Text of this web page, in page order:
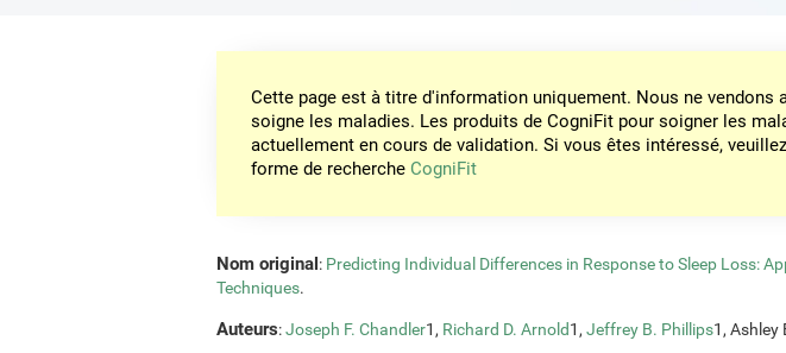
Cette page est à titre d'information uniquement. Nous ne vendons
soigne les maladies. Les produits de CogniFit pour soigner les
actuellement en cours de validation. Si vous êtes intéressé,
forme de recherche CogniFit
Nom original: Predicting Individual Differences in Response to Sleep Loss:
Techniques.
Auteurs:Joseph F. Chandler1, Richard D. Arnold1, Jeffrey B. Phillips1, Ashley